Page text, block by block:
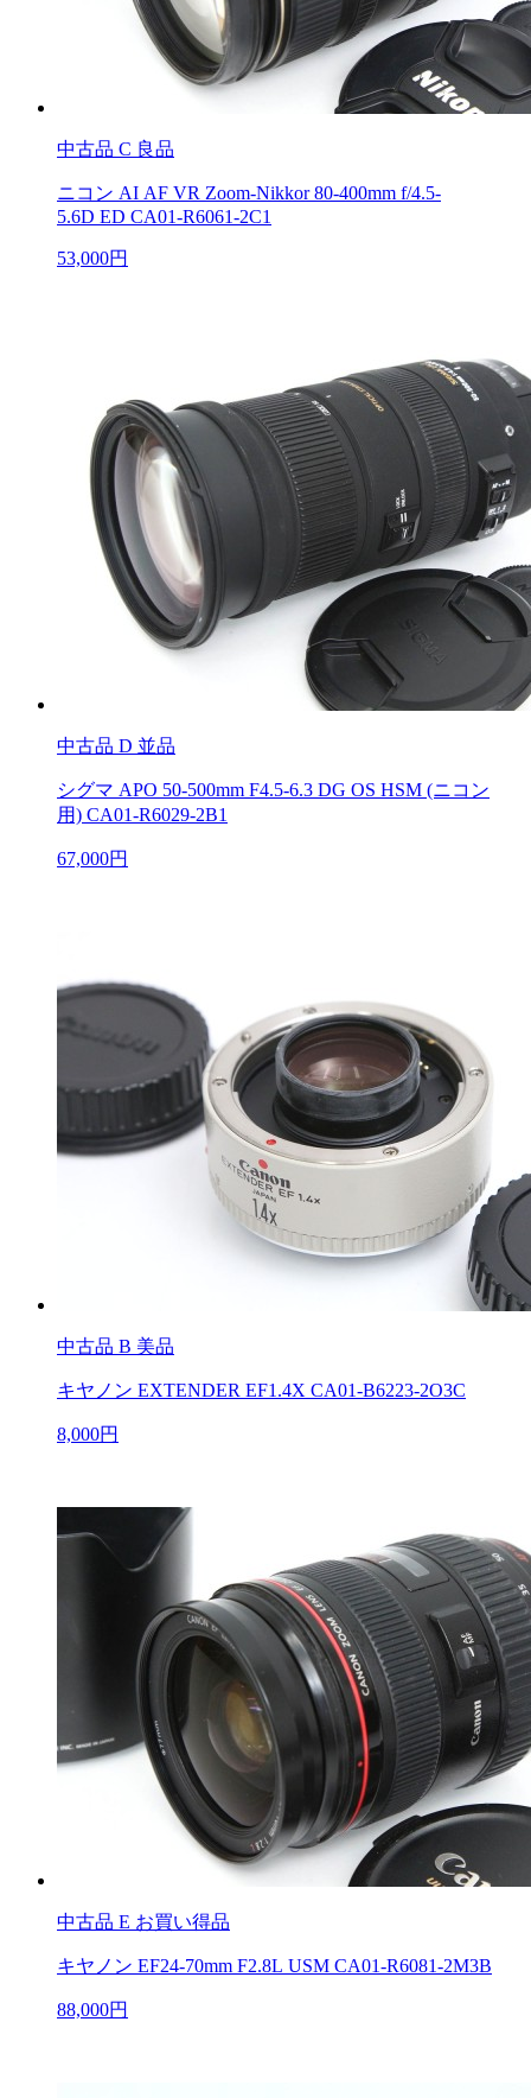
中古品 C 良品
ニコン AI AF VR Zoom-Nikkor 80-400mm f/4.5-
5.6D ED CA01-R6061-2C1
53,000円
中古品 D 並品
シグマ APO 50-500mm F4.5-6.3 DG OS HSM (ニコン
用) CA01-R6029-2B1
67,000円
中古品 B 美品
キヤノン EXTENDER EF1.4X CA01-B6223-2O3C
8,000円
中古品 E お買い得品
キヤノン EF24-70mm F2.8L USM CA01-R6081-2M3B
88,000円